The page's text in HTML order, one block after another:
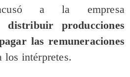
a la empresa
distribuir producciones
las remuneraciones
los intérpretes.